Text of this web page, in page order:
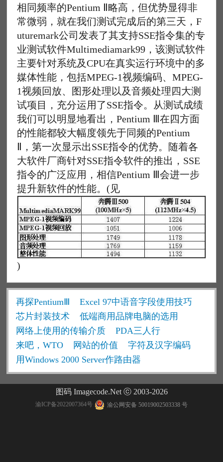
相同频率的Pentium Ⅱ略高，但优势显得非
常微弱，就在我们测试完成后的第三天，F
uturemark公司发表了其支持SSE指令集的专
业测试软件Multimediamark99，该测试软件
主要针对系统及CPU在真实运行环境中的多
媒体性能，包括MPEG-1视频编码、MPEG-
1视频回放、图形处理以及音频处理四大测
试项目，充分运用了SSE指令。从测试成绩
我们可以明显地看出，Pentium Ⅲ在四方面
的性能都较大幅度领先于同频的Pentium
Ⅱ，第一次显示出SSE指令的优势。随着各
大软件厂商针对SSE指令软件的推出，SSE
指令的广泛应用，相信Pentium Ⅲ会进一步
提升新软件的性能。(见
)
再探PentiumⅢ
Excel 97中语音字段使用技巧
芯片封装技术
低端商用品牌电脑的选用
网络上使用的传输介质
PDA三人行
来吧，WTO
网站的价值
字符及汉字编码
用Windows 2000 Server作路由器
图码 Imagecode.Net ⓒ 2003-2026
渝ICP备2022007364号 渝公网安备 50019002503338 号